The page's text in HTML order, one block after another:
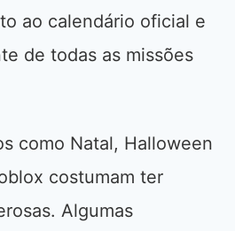
ao calendário oficial e
de todas as missões
como Natal, Halloween
costumam ter
Algumas